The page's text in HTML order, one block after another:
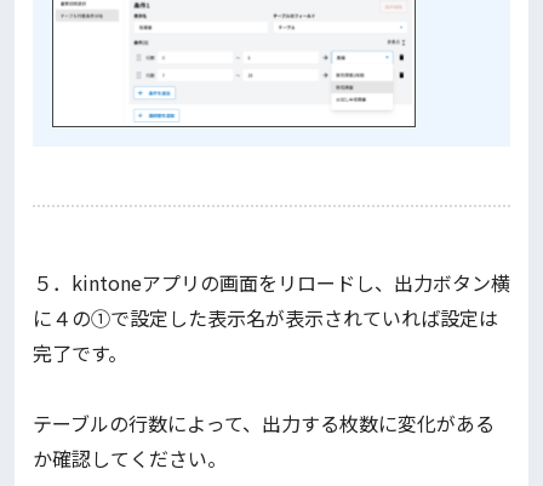
５．kintoneアプリの画面をリロードし、出力ボタン横
に４の①で設定した表示名が表示されていれば設定は
完了です。
テーブルの行数によって、出力する枚数に変化がある
か確認してください。